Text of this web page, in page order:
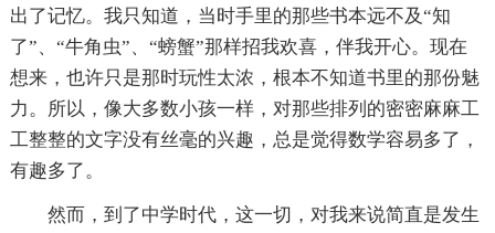
出了记忆。我只知道，当时手里的那些书本远不及“知
了”、“牛角虫”、“螃蟹”那样招我欢喜，伴我开心。现在
想来，也许只是那时玩性太浓，根本不知道书里的那份魅
力。所以，像大多数小孩一样，对那些排列的密密麻麻工
工整整的文字没有丝毫的兴趣，总是觉得数学容易多了，
有趣多了。
然而，到了中学时代，这一切，对我来说简直是发生